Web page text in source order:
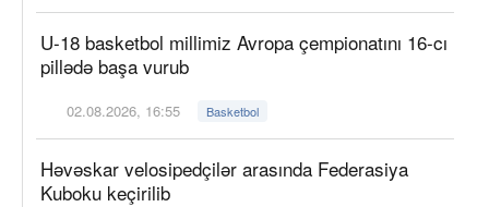
U-18 basketbol millimiz Avropa çempionatını 16-cı
pillədə başa vurub
02.08.2026, 16:55 Basketbol
Həvəskar velosipedçilər arasında Federasiya
Kuboku keçirilib